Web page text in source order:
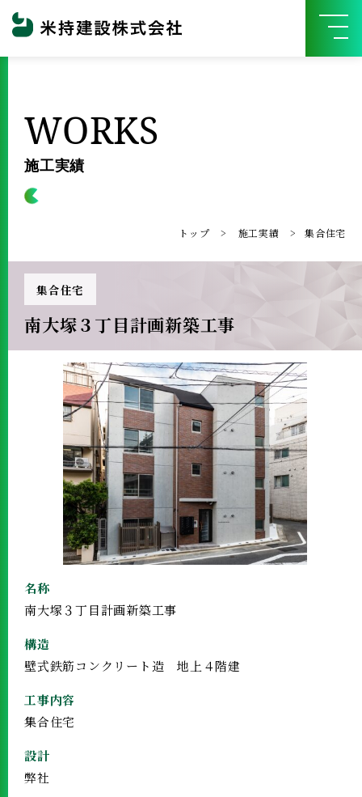
WORKS
施工実績
トップ 施工実績 集合住宅
集合住宅
南大塚３丁目計画新築工事
名称
南大塚３丁目計画新築工事
構造
壁式鉄筋コンクリート造 地上４階建
工事内容
集合住宅
設計
弊社